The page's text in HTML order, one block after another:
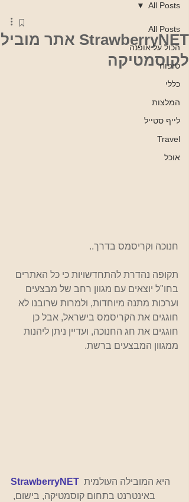
All Posts
הכול על אופנה
טיפוח
כללי
המלצות
לייף סטייל
Travel
אוכל
All Posts
StrawberryNET אתר מוביל
לקוסמטיקה
חנוכה וקריסמס בדרך..
תקופה נהדרת להתחדשויות כי כל האתרים
בחו"ל יוצאים עם מגוון רחב של מבצעים
וערכות מתנה מיוחדות, ולמרות שרובנו לא
חוגגים את הקריסמס בישראל, אבל כן
חוגגים את חג החנוכה, ועדיין ניתן ליהנות
ממגוון המבצעים ברשת.
StrawberryNET היא המובילה העולמית
באינטרנט בתחום קוסמטיקה, בישום,